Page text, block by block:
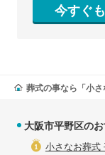
今すぐ
葬式の事なら「小さ
大阪市平野区の
小さなお葬式